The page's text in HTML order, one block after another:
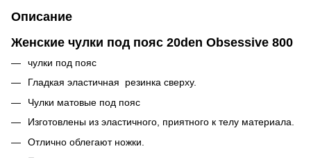
Описание
Женские чулки под пояс 20den Obsessive 800
чулки под пояс
Гладкая эластичная резинка сверху.
Чулки матовые под пояс
Изготовлены из эластичного, приятного к телу материала.
Отлично облегают ножки.